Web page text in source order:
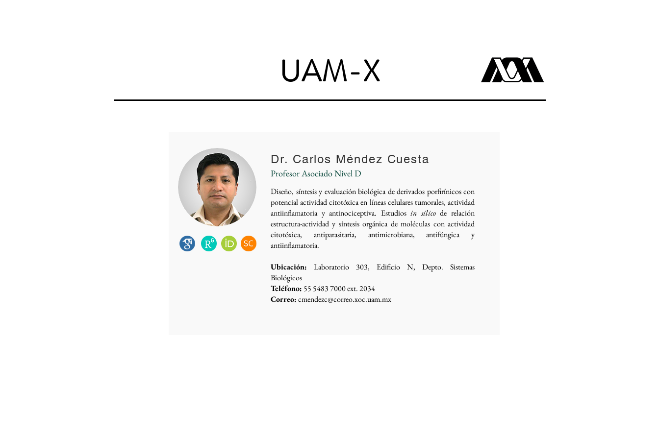
UAM-X
Dr. Carlos Méndez Cuesta
Profesor Asociado Nivel D
Diseño, síntesis y evaluación biológica de derivados porfirínicos con
potencial actividad citotóxica en líneas celulares tumorales, actividad
antiinflamatoria y antinociceptiva. Estudiosin silicode relación
estructura-actividad y síntesis orgánica de moléculas con actividad
citotóxica, antiparasitaria, antimicrobiana, antifúngica y
antiinflamatoria.
Ubicación: Laboratorio 303, Edificio N, Depto. Sistemas
Biológicos
Teléfono: 55 5483 7000 ext. 2034
Correo:cmendezc@correo.xoc.uam.mx